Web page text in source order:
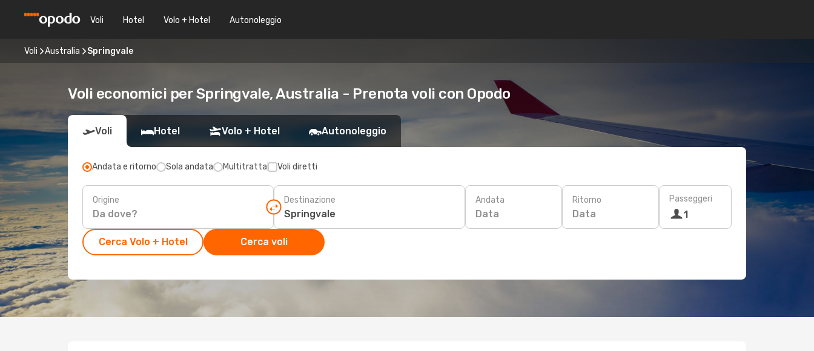
Voli Hotel Volo + Hotel Autonoleggio
Voli Australia Springvale
Voli economici per Springvale, Australia - Prenota voli con Opodo
Voli Hotel Volo + Hotel Autonoleggio
Andata e ritorno Sola andata Multitratta Voli diretti
Origine Destinazione Andata
Data
Ritorno
Data
Passeggeri
1
Cerca Volo + Hotel Cerca voli